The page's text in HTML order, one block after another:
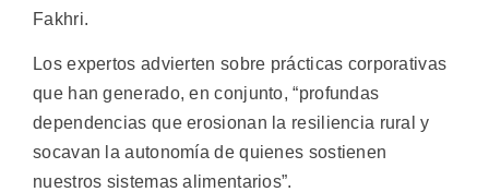
Fakhri.
Los expertos advierten sobre prácticas corporativas
que han generado, en conjunto, “profundas
dependencias que erosionan la resiliencia rural y
socavan la autonomía de quienes sostienen
nuestros sistemas alimentarios”.